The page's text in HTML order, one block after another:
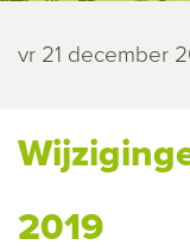
vr 21 december
2019